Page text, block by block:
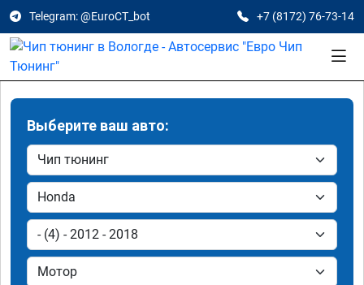
Telegram: @EuroCT_bot +7 (8172) 76-73-14
Выберите ваш авто: